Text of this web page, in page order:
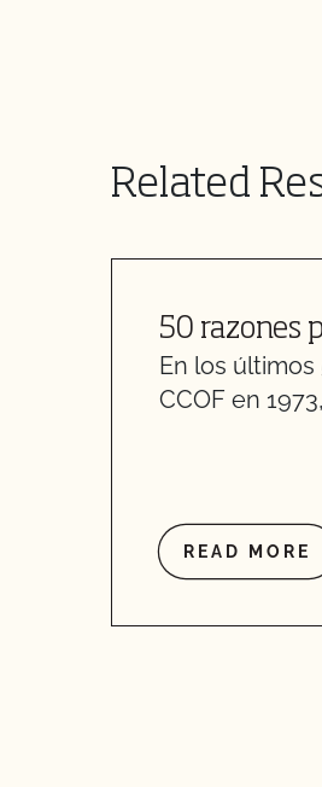
Related
50 razones
En los
CCOF en
READ MORE